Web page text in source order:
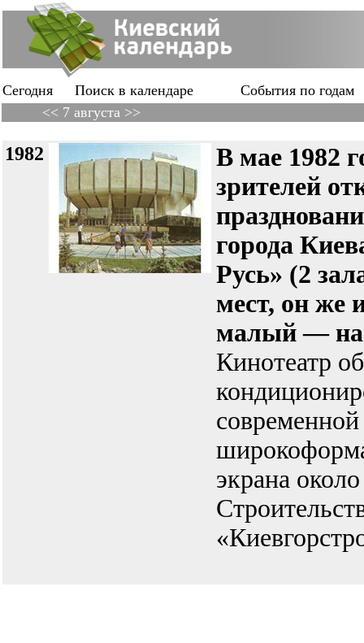
Сегодня Поиск в календаре
События по годам
<< 7 августа >>
1982
В мае 1982
зрителей
города
Русь» (2
мест, он же
малый — на
Кинотеатр
экрана